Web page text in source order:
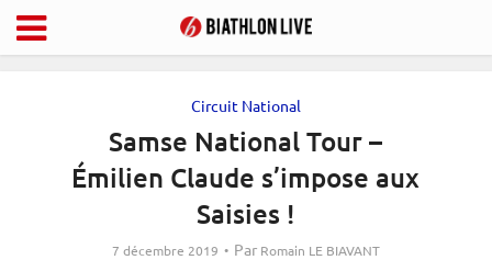
Circuit National
Samse National Tour –
Émilien Claude s’impose aux
Saisies !
7 décembre 2019 Par Romain LE BIAVANT